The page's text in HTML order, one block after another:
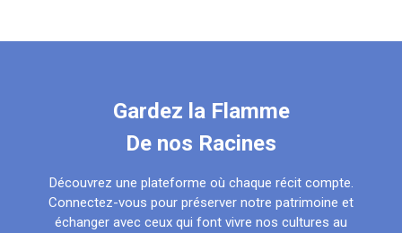
Gardez la Flamme
De nos Racines
Découvrez une plateforme où chaque récit compte.
Connectez-vous pour préserver notre patrimoine et
échanger avec ceux qui font vivre nos cultures au